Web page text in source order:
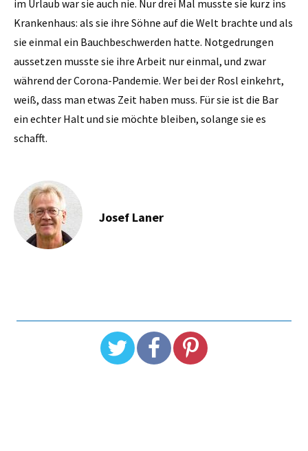
im Urlaub war sie auch nie. Nur drei Mal musste sie kurz ins
Krankenhaus: als sie ihre Söhne auf die Welt brachte und als
sie einmal ein Bauchbeschwerden hatte. Notgedrungen
aussetzen musste sie ihre Arbeit nur einmal, und zwar
während der Corona-Pandemie. Wer bei der Rosl einkehrt,
weiß, dass man etwas Zeit haben muss. Für sie ist die Bar
ein echter Halt und sie möchte bleiben, solange sie es
schafft.
Josef Laner